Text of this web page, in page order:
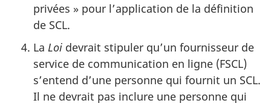
privées » pour l’application de la définition
de SCL.
La Loi devrait stipuler qu’un fournisseur de
service de communication en ligne (FSCL)
s’entend d’une personne qui fournit un SCL.
Il ne devrait pas inclure une personne qui